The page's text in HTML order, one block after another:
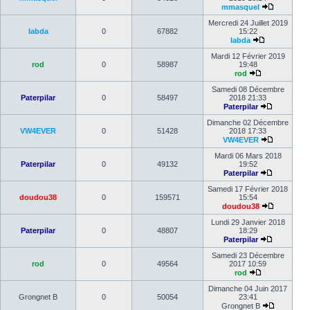
mmasquel
labda 0 67882
Mercredi 24 Juillet 2019
15:22
labda
rod 0 58987
Mardi 12 Février 2019
19:48
rod
Paterpilar 0 58497
Samedi 08 Décembre
2018 21:33
Paterpilar
VW4EVER 0 51428
Dimanche 02 Décembre
2018 17:33
VW4EVER
Paterpilar 0 49132
Mardi 06 Mars 2018
19:52
Paterpilar
doudou38 0 159571
Samedi 17 Février 2018
15:54
doudou38
Paterpilar 0 48807
Lundi 29 Janvier 2018
18:29
Paterpilar
rod 0 49564
Samedi 23 Décembre
2017 10:59
rod
Grongnet B 0 50054
Dimanche 04 Juin 2017
23:41
Grongnet B